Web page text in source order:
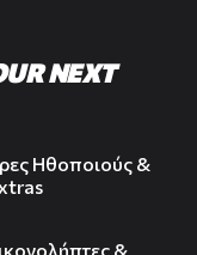
NEXT
Ηθοποιούς &
&